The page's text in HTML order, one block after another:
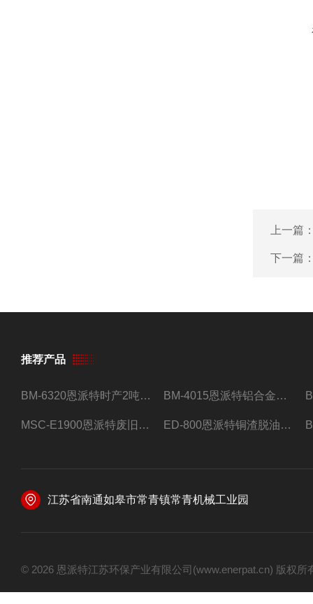
上一篇
下一篇
推荐产品
BM-6320恩派特时产2吨合金钢屑压饼机 BM-4015恩派特铝合金屑压饼机 脱油效果好
MSC-E1900恩派特废旧锂电池极片破碎处理设备 ED-800恩派特铜渣脱油机废铜屑铝屑甩油机
江苏省南通如皋市常青镇常青机械工业园
© 2026 恩派特江苏环保产业有限公司(www.enerpat.cn) 版权